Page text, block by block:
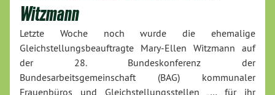
Witzmann
Letzte Woche noch wurde die ehemalige
Gleichstellungsbeauftragte Mary-Ellen Witzmann auf
der 28. Bundeskonferenz der
Bundesarbeitsgemeinschaft (BAG) kommunaler
Frauenbüros und Gleichstellungsstellen „… für ihr